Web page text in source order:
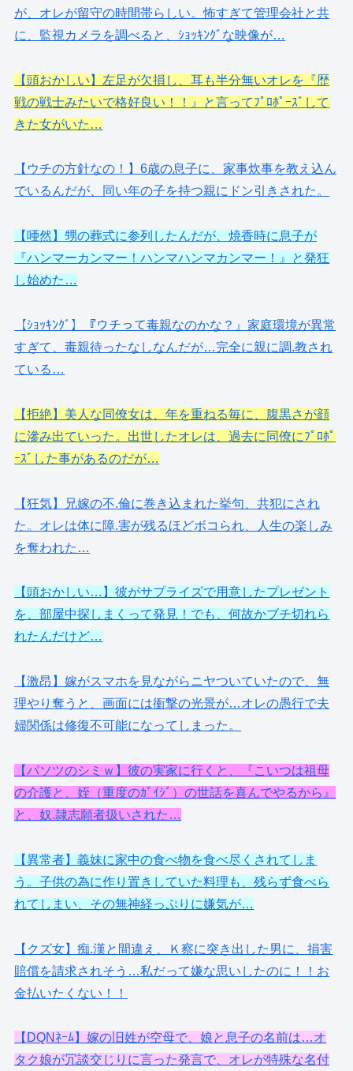
が、オレが留守の時間帯らしい。怖すぎて管理会社と共
に、監視カメラを調べると、ｼｮｯｷﾝｸﾞな映像が…
【頭おかしい】左足が欠損し、耳も半分無いオレを『歴
戦の戦士みたいで格好良い！！』と言ってﾌﾟﾛﾎﾟｰｽﾞして
きた女がいた…
【ウチの方針なの！】6歳の息子に、家事炊事を教え込ん
でいるんだが、同い年の子を持つ親にドン引きされた。
【唖然】甥の葬式に参列したんだが、焼香時に息子が
『ハンマーカンマー！ハンマハンマカンマー！』と発狂
し始めた…
【ｼｮｯｷﾝｸﾞ】『ウチって毒親なのかな？』家庭環境が異常
すぎて、毒親待ったなしなんだが…完全に親に調.教され
ている…
【拒絶】美人な同僚女は、年を重ねる毎に、腹黒さが顔
に滲み出ていった。出世したオレは、過去に同僚にﾌﾟﾛﾎﾟ
ｰｽﾞした事があるのだが…
【狂気】兄嫁の不.倫に巻き込まれた挙句、共犯にされ
た。オレは体に障.害が残るほどボコられ、人生の楽しみ
を奪われた…
【頭おかしい…】彼がサプライズで用意したプレゼント
を、部屋中探しまくって発見！でも、何故かブチ切れら
れたんだけど…
【激昂】嫁がスマホを見ながらニヤついていたので、無
理やり奪うと、画面には衝撃の光景が…オレの愚行で夫
婦関係は修復不可能になってしまった。
【パソツのシミｗ】彼の実家に行くと、『こいつは祖母
の介護と、姪（重度のｶﾞｲｼﾞ）の世話を喜んでやるから』
と、奴.隷志願者扱いされた…
【異常者】義妹に家中の食べ物を食べ尽くされてしま
う。子供の為に作り置きしていた料理も、残らず食べら
れてしまい、その無神経っぷりに嫌気が…
【クズ女】痴.漢と間違え、Ｋ察に突き出した男に、損害
賠償を請求されそう…私だって嫌な思いしたのに！！お
金払いたくない！！
【DQNﾈｰﾑ】嫁の旧姓が空母で、娘と息子の名前は…オ
タク娘が冗談交じりに言った発言で、オレが特殊な名付